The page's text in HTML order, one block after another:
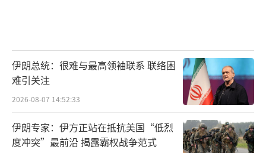
伊朗总统：很难与最高领袖联系 联络困
难引关注
2026-08-07 14:52:33
伊朗专家：伊方正站在抵抗美国“低烈
度冲突”最前沿 揭露霸权战争范式